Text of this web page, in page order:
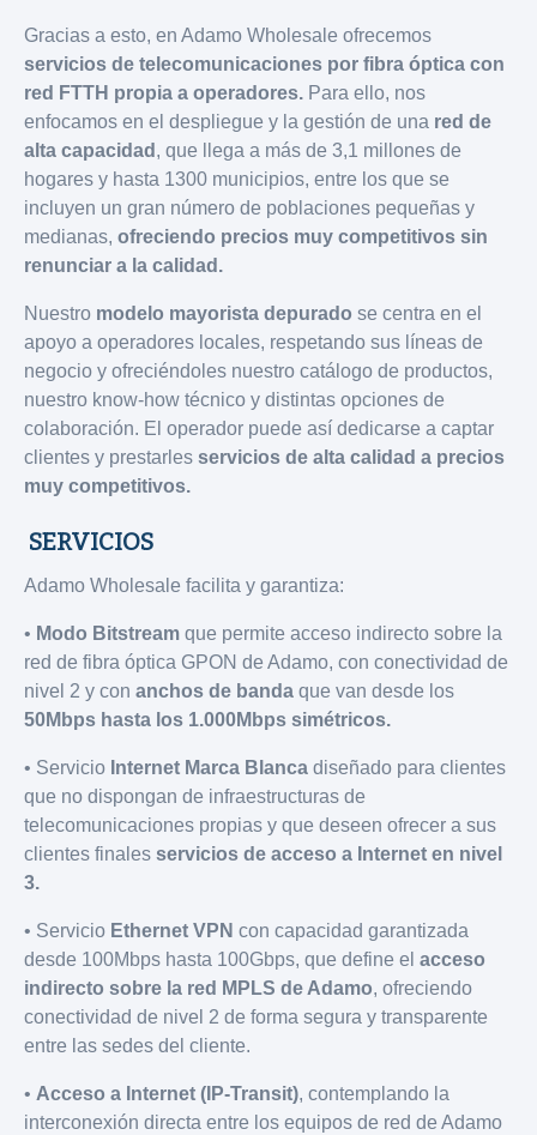
Gracias a esto, en Adamo Wholesale ofrecemos
servicios de telecomunicaciones por fibra óptica con
red FTTH propia a operadores. Para ello, nos
enfocamos en el despliegue y la gestión de una red de
alta capacidad , que llega a más de 3,1 millones de
hogares y hasta 1300 municipios, entre los que se
incluyen un gran número de poblaciones pequeñas y
medianas, ofreciendo precios muy competitivos sin
renunciar a la calidad.
Nuestro modelo mayorista depurado se centra en el
apoyo a operadores locales, respetando sus líneas de
negocio y ofreciéndoles nuestro catálogo de productos,
nuestro know-how técnico y distintas opciones de
colaboración. El operador puede así dedicarse a captar
clientes y prestarles servicios de alta calidad a precios
muy competitivos.
SERVICIOS
Adamo Wholesale facilita y garantiza:
• Modo Bitstream que permite acceso indirecto sobre la
red de fibra óptica GPON de Adamo, con conectividad de
nivel 2 y con anchos de banda que van desde los
50Mbps hasta los 1.000Mbps simétricos.
• Servicio Internet Marca Blanca diseñado para clientes
que no dispongan de infraestructuras de
telecomunicaciones propias y que deseen ofrecer a sus
clientes finales servicios de acceso a Internet en nivel
3.
• Servicio Ethernet VPN con capacidad garantizada
desde 100Mbps hasta 100Gbps, que define el acceso
indirecto sobre la red MPLS de Adamo, ofreciendo
conectividad de nivel 2 de forma segura y transparente
entre las sedes del cliente.
• Acceso a Internet (IP-Transit), contemplando la
interconexión directa entre los equipos de red de Adamo